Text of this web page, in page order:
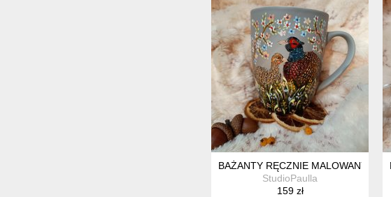
BAŻANTY RĘCZNIE MALOWANY
StudioPaulla
159 zł